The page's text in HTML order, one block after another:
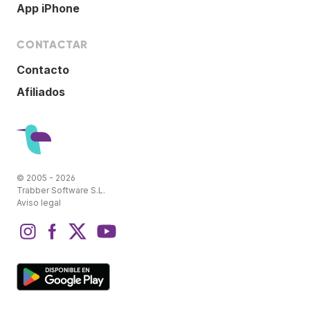
App iPhone
CONTACTAR
Contacto
Afiliados
© 2005 - 2026
Trabber Software S.L.
Aviso legal